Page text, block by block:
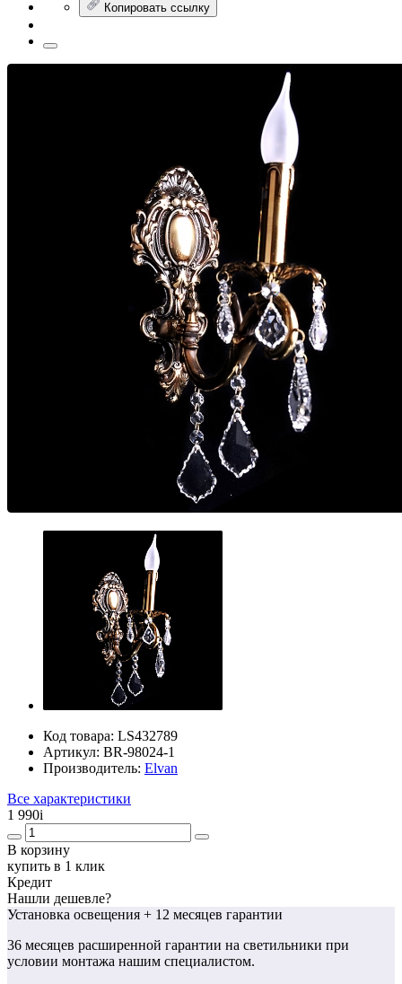
Копировать ссылку
Код товара: LS432789
Артикул: BR-98024-1
Производитель: Elvan
Все характеристики
1 990i
В корзину
купить в 1 клик
Кредит
Нашли дешевле?
Установка освещения + 12 месяцев гарантии
36 месяцев расширенной гарантии на светильники при
условии монтажа нашим специалистом.